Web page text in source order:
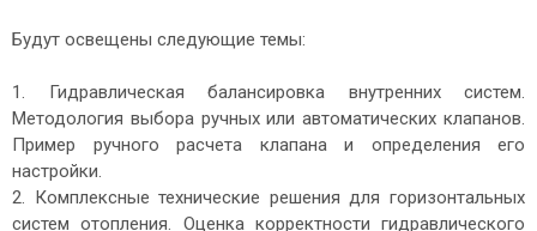
Будут освещены следующие темы:
1. Гидравлическая балансировка внутренних систем.
Методология выбора ручных или автоматических клапанов.
Пример ручного расчета клапана и определения его
настройки.
2. Комплексные технические решения для горизонтальных
систем отопления. Оценка корректности гидравлического